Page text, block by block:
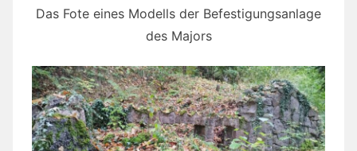
Das Fote eines Modells der Befestigungsanlage
des Majors